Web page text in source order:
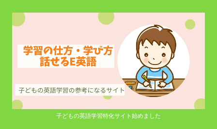
子どもの英語学習特化サイト始めました